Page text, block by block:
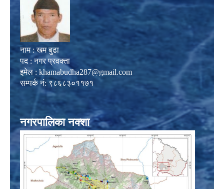
नाम : खम बुढा
पद : नगर प्रवक्ता
इमेल : khamabudha287@gmail.com
सम्पर्क नं: ९८६८३०११७१
नगरपालिका नक्शा